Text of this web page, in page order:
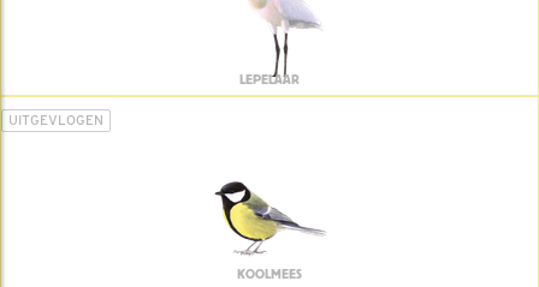
LEPELAAR
UITGEVLOGEN
KOOLMEES